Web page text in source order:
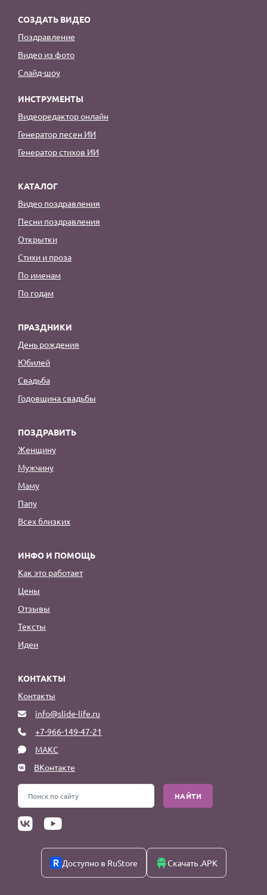
СОЗДАТЬ ВИДЕО
Поздравление
Видео из фото
Слайд-шоу
ИНСТРУМЕНТЫ
Видеоредактор онлайн
Генератор песен ИИ
Генератор стихов ИИ
КАТАЛОГ
Видео поздравления
Песни поздравления
Открытки
Стихи и проза
По именам
По годам
ПРАЗДНИКИ
День рождения
Юбилей
Свадьба
Годовщина свадьбы
ПОЗДРАВИТЬ
Женщину
Мужчину
Маму
Папу
Всех близких
ИНФО И ПОМОЩЬ
Как это работает
Цены
Отзывы
Тексты
Идеи
КОНТАКТЫ
Контакты
info@slide-life.ru
+7-966-149-47-21
МАКС
ВКонтакте
НАЙТИ
Доступно в RuStore Скачать .APK